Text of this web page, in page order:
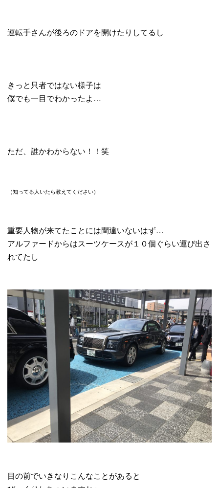
運転手さんが後ろのドアを開けたりしてるし
きっと只者ではない様子は
僕でも一目でわかったよ…
ただ、誰かわからない！！笑
（知ってる人いたら教えてください）
重要人物が来てたことには間違いないはず…
アルファードからはスーツケースが１０個ぐらい運び出さ
れてたし
目の前でいきなりこんなことがあると